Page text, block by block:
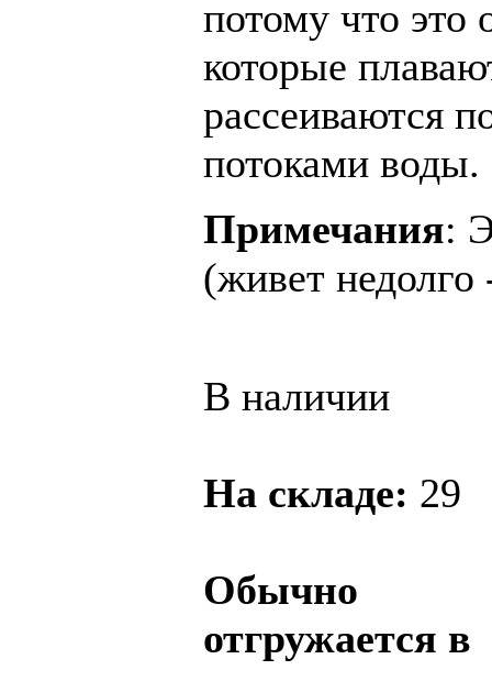
потому что это
которые
рассеиваются
потоками воды.
Примечания:
(живет недолго
В наличии
На складе: 29
Обычно
отгружается в